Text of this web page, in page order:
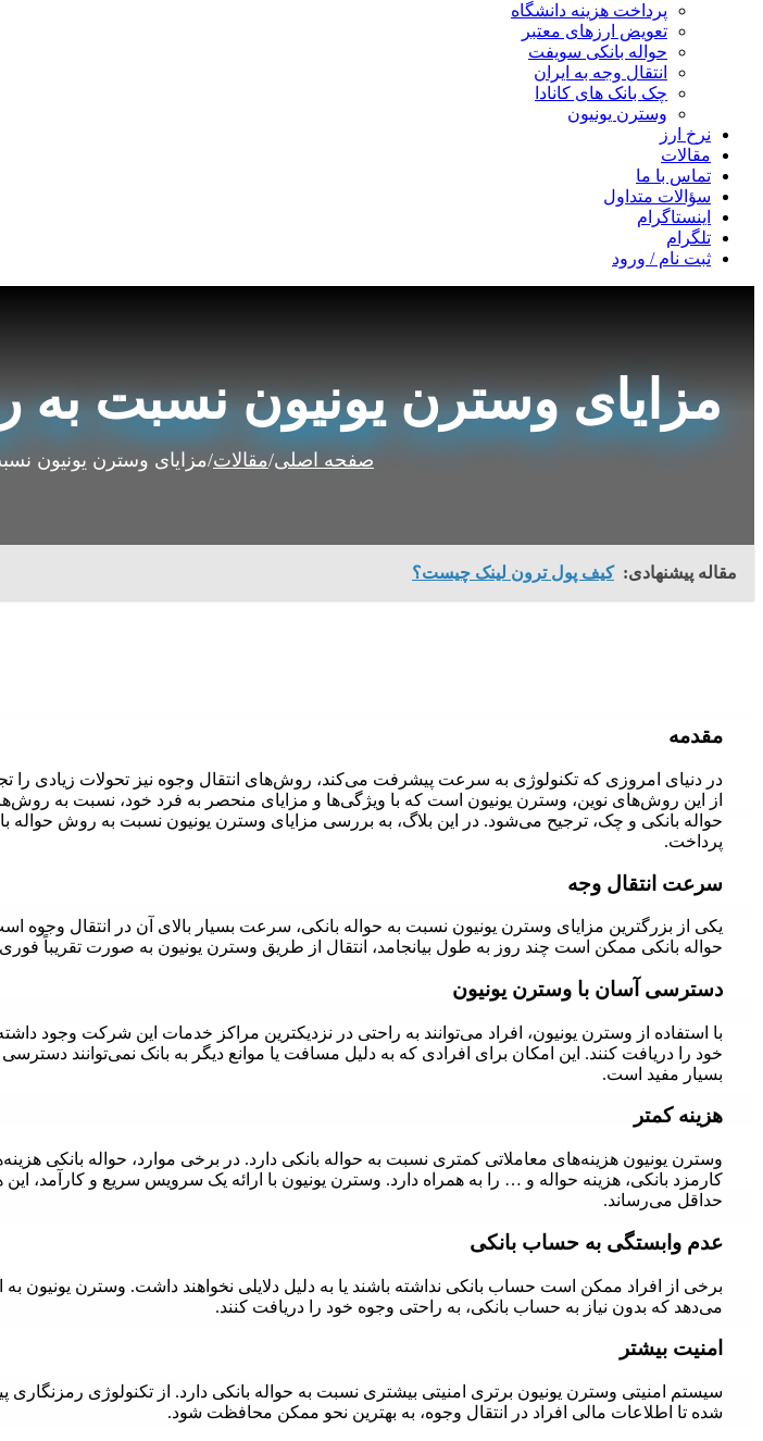
پرداخت هزینه دانشگاه
تعویض ارزهای معتبر
حواله بانکی سویفت
انتقال وجه به ایران
چک بانک های کانادا
وسترن یونیون
نرخ ارز
مقالات
تماس با ما
سؤالات متداول
اینستاگرام
تلگرام
ثبت نام / ورود
مزایای وسترن یونیون نسبت
صفحه اصلی/مقالات/مزایای وسترن یونیون
مقاله پیشنهادی: کیف پول ترون لینک چیست؟
مقدمه
در دنیای امروزی که تکنولوژی به سرعت پیشرفت می‌کند، روش‌های انتقال وجوه نیز تحولات زیادی را
از این روش‌های نوین، وسترن یونیون است که با ویژگی‌ها و مزایای منحصر به فرد خود، نسبت به
حواله بانکی و چک، ترجیح می‌شود. در این بلاگ، به بررسی مزایای وسترن یونیون نسبت به روش حواله
پرداخت.
سرعت انتقال وجه
یکی از بزرگترین مزایای وسترن یونیون نسبت به حواله بانکی، سرعت بسیار بالای آن در انتقال وجوه
حواله بانکی ممکن است چند روز به طول بیانجامد، انتقال از طریق وسترن یونیون به صورت تقریباً
دسترسی آسان با وسترن یونیون
با استفاده از وسترن یونیون، افراد می‌توانند به راحتی در نزدیکترین مراکز خدمات این شرکت وجود
خود را دریافت کنند. این امکان برای افرادی که به دلیل مسافت یا موانع دیگر به بانک نمی‌توانند دسترسی
بسیار مفید است.
هزینه کمتر
وسترن یونیون هزینه‌های معاملاتی کمتری نسبت به حواله بانکی دارد. در برخی موارد، حواله بانکی
کارمزد بانکی، هزینه حواله و … را به همراه دارد. وسترن یونیون با ارائه یک سرویس سریع و کارآمد، این
حداقل می‌رساند.
عدم وابستگی به حساب بانکی
برخی از افراد ممکن است حساب بانکی نداشته باشند یا به دلیل دلایلی نخواهند داشت. وسترن یونیون به
می‌دهد که بدون نیاز به حساب بانکی، به راحتی وجوه خود را دریافت کنند.
امنیت بیشتر
سیستم امنیتی وسترن یونیون برتری امنیتی بیشتری نسبت به حواله بانکی دارد. از تکنولوژی رمزنگاری
شده تا اطلاعات مالی افراد در انتقال وجوه، به بهترین نحو ممکن محافظت شود.